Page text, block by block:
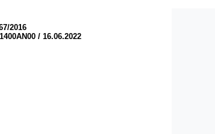
2016
/ 16.06.2022